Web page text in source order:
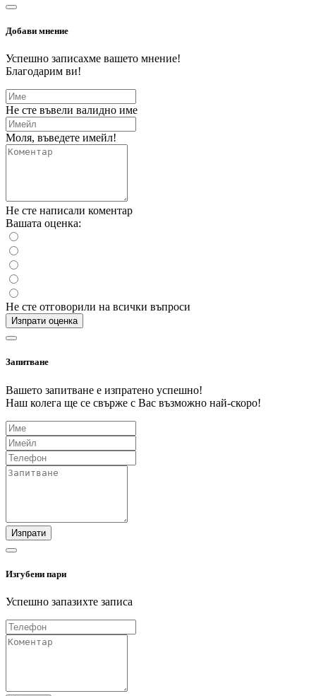
Добави мнение
Успешно записахме вашето мнение!
Благодарим ви!
Не сте въвели валидно име
Моля, въведете имейл!
Не сте написали коментар
Вашата оценка:
Не сте отговорили на всички въпроси
Изпрати оценка
Запитване
Вашето запитване е изпратено успешно!
Наш колега ще се свърже с Вас възможно най-скоро!
Изпрати
Изгубени пари
Успешно запазихте записа